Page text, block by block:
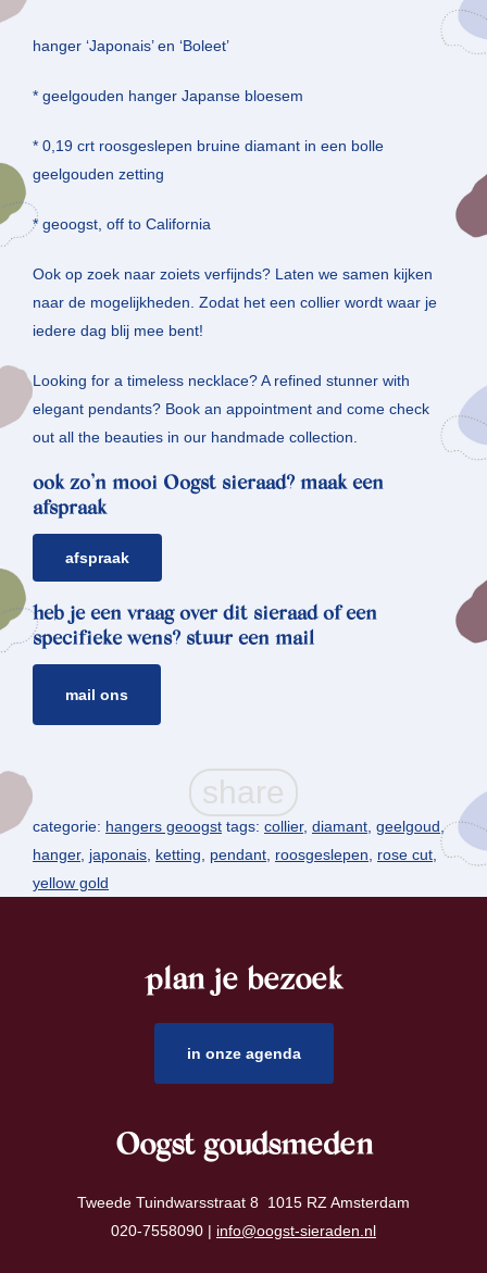
hanger ‘Japonais’ en ‘Boleet’
* geelgouden hanger Japanse bloesem
* 0,19 crt roosgeslepen bruine diamant in een bolle
geelgouden zetting
* geoogst, off to California
Ook op zoek naar zoiets verfijnds? Laten we samen kijken
naar de mogelijkheden. Zodat het een collier wordt waar je
iedere dag blij mee bent!
Looking for a timeless necklace? A refined stunner with
elegant pendants? Book an appointment and come check
out all the beauties in our handmade collection.
ook zo’n mooi Oogst sieraad? maak een
afspraak
afspraak
heb je een vraag over dit sieraad of een
specifieke wens? stuur een mail
mail ons
categorie: hangers geoogst tags: collier, diamant, geelgoud,
hanger, japonais, ketting, pendant, roosgeslepen, rose cut,
yellow gold
plan je bezoek
in onze agenda
Oogst goudsmeden
Tweede Tuindwarsstraat 8 1015 RZ Amsterdam
020-7558090 | info@oogst-sieraden.nl